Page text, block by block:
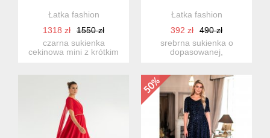
Łatka fashion
1318 zł
1550 zł
czarna sukienka
cekinowa mini z krótkim
Łatka fashion
392 zł
490 zł
srebrna sukienka o
dopasowanej,